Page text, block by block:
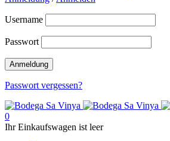
Username
Passwort
Passwort vergessen?
0
Ihr Einkaufswagen ist leer